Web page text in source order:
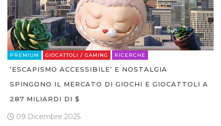
PREMIUM GIOCATTOLI / GAMING RICERCHE
‘ESCAPISMO ACCESSIBILE’ E NOSTALGIA
SPINGONO IL MERCATO DI GIOCHI E GIOCATTOLI A
287 MILIARDI DI $
09 Dicembre 2025